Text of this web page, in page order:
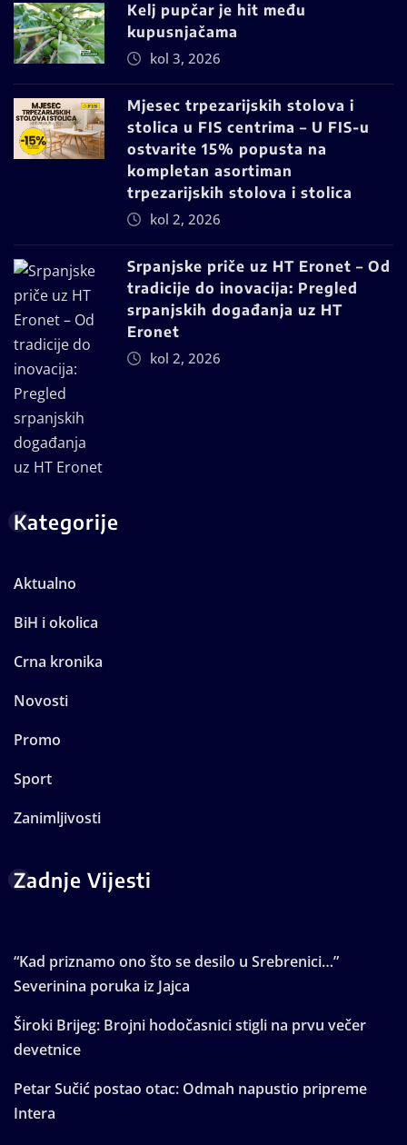
Kelj pupčar je hit među
kupusnjačama
kol 3, 2026
Mjesec trpezarijskih stolova i
stolica u FIS centrima – U FIS-u
ostvarite 15% popusta na
kompletan asortiman
trpezarijskih stolova i stolica
kol 2, 2026
Srpanjske priče uz HT Eronet – Od
tradicije do inovacija: Pregled
srpanjskih događanja uz HT
Eronet
kol 2, 2026
Kategorije
Aktualno
BiH i okolica
Crna kronika
Novosti
Promo
Sport
Zanimljivosti
Zadnje Vijesti
“Kad priznamo ono što se desilo u Srebrenici…”
Severinina poruka iz Jajca
Široki Brijeg: Brojni hodočasnici stigli na prvu večer
devetnice
Petar Sučić postao otac: Odmah napustio pripreme
Intera